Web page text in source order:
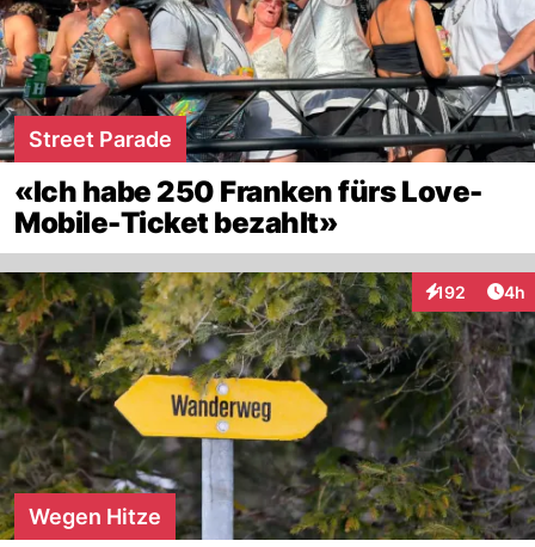
Street Parade
«Ich habe 250 Franken fürs Love-
Mobile-Ticket bezahlt»
192
Interaktionen
4h
Wegen Hitze